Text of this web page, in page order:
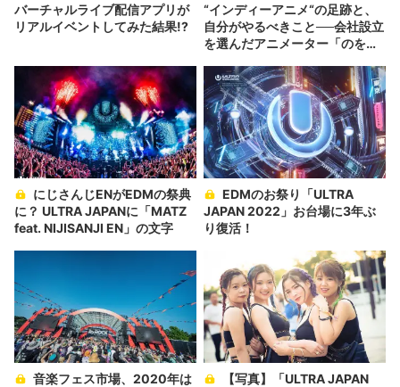
バーチャルライブ配信アプリが
リアルイベントしてみた結果!?
“インディーアニメ“の足跡と、
自分がやるべきこと──会社設立
を選んだアニメーター「のを
に？ ULTRA JAPANに「MATZ
feat. NIJISANJI EN」の文字
JAPAN 2022」お台場に3年ぶ
り復活！